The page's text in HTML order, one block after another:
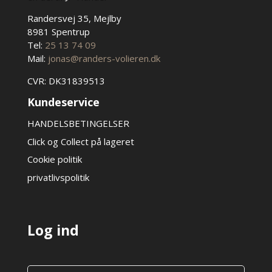
Randersvej 35, Mejlby
8981 Spentrup
Tel: 25 13 74 09
Mail: jonas@randers-volieren.dk
CVR: DK31839513
Kundeservice
HANDELSBETINGELSER
Click og Collect på lageret
Cookie politik
privatlivspolitik
Log ind